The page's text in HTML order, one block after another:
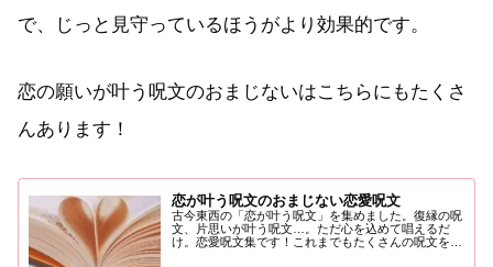
で、じっと見守っているほうがより効果的です。
恋の願いが叶う呪文のおまじないはこちらにもたくさ
んあります！
恋が叶う呪文のおまじない恋愛呪文
古今東西の「恋が叶う呪文」を集めました。復縁の呪
文、片思いが叶う呪文…。ただ心を込めて唱えるだ
け。恋愛呪文集です！これまでもたくさんの呪文を掲